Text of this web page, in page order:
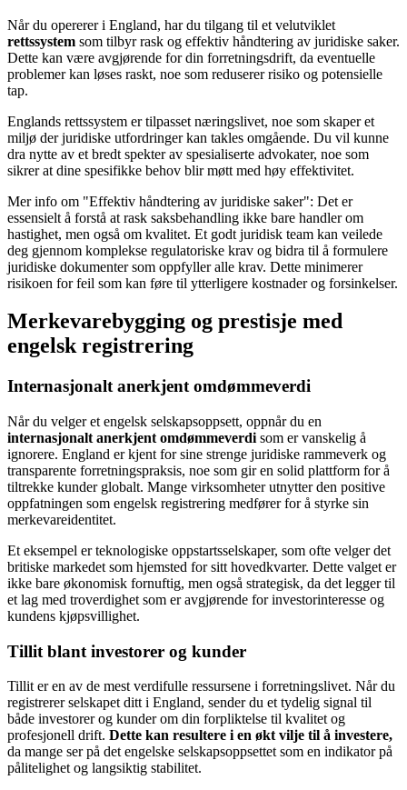
Når du opererer i England, har du tilgang til et velutviklet
rettssystem som tilbyr rask og effektiv håndtering av juridiske saker.
Dette kan være avgjørende for din forretningsdrift, da eventuelle
problemer kan løses raskt, noe som reduserer risiko og potensielle
tap.
Englands rettssystem er tilpasset næringslivet, noe som skaper et
miljø der juridiske utfordringer kan takles omgående. Du vil kunne
dra nytte av et bredt spekter av spesialiserte advokater, noe som
sikrer at dine spesifikke behov blir møtt med høy effektivitet.
Mer info om "Effektiv håndtering av juridiske saker": Det er
essensielt å forstå at rask saksbehandling ikke bare handler om
hastighet, men også om kvalitet. Et godt juridisk team kan veilede
deg gjennom komplekse regulatoriske krav og bidra til å formulere
juridiske dokumenter som oppfyller alle krav. Dette minimerer
risikoen for feil som kan føre til ytterligere kostnader og forsinkelser.
Merkevarebygging og prestisje med
engelsk registrering
Internasjonalt anerkjent omdømmeverdi
Når du velger et engelsk selskapsoppsett, oppnår du en
internasjonalt anerkjent omdømmeverdi som er vanskelig å
ignorere. England er kjent for sine strenge juridiske rammeverk og
transparente forretningspraksis, noe som gir en solid plattform for å
tiltrekke kunder globalt. Mange virksomheter utnytter den positive
oppfatningen som engelsk registrering medfører for å styrke sin
merkevareidentitet.
Et eksempel er teknologiske oppstartsselskaper, som ofte velger det
britiske markedet som hjemsted for sitt hovedkvarter. Dette valget er
ikke bare økonomisk fornuftig, men også strategisk, da det legger til
et lag med troverdighet som er avgjørende for investorinteresse og
kundens kjøpsvillighet.
Tillit blant investorer og kunder
Tillit er en av de mest verdifulle ressursene i forretningslivet. Når du
registrerer selskapet ditt i England, sender du et tydelig signal til
både investorer og kunder om din forpliktelse til kvalitet og
profesjonell drift. Dette kan resultere i en økt vilje til å investere,
da mange ser på det engelske selskapsoppsettet som en indikator på
pålitelighet og langsiktig stabilitet.